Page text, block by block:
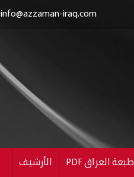
info@azzaman-iraq.com
طبعة العراق PDF الأرشيف